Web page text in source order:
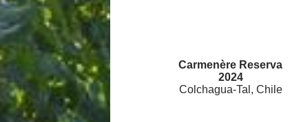
Carmenère Reserva
2024
Colchagua-Tal, Chile